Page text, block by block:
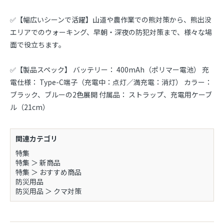
✅【幅広いシーンで活躍】山道や農作業での熊対策から、熊出没
エリアでのウォーキング、早朝・深夜の防犯対策まで、様々な場
面で役立ちます。
✅【製品スペック】 バッテリー： 400mAh（ポリマー電池） 充
電仕様： Type-C端子（充電中：点灯／満充電：消灯） カラー：
ブラック、ブルーの2色展開 付属品： ストラップ、充電用ケーブ
ル（21cm）
関連カテゴリ
特集
特集 ＞ 新商品
特集 ＞ おすすめ商品
防災用品
防災用品 ＞ クマ対策